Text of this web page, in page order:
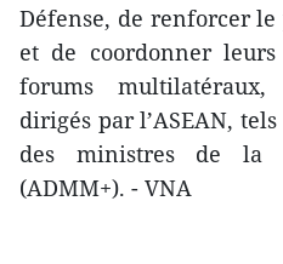
Défense, de renforcer
et de coordonner
forums
dirigés par l’ASEAN,
des ministres de la
(ADMM+). - VNA